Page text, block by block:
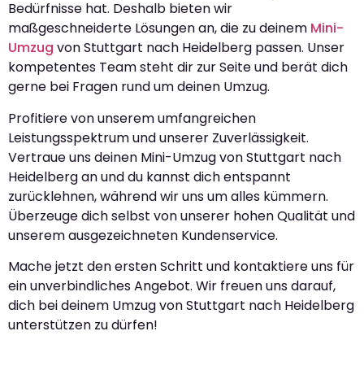
Bedürfnisse hat. Deshalb bieten wir
maßgeschneiderte Lösungen an, die zu deinem Mini-
Umzug von Stuttgart nach Heidelberg passen. Unser
kompetentes Team steht dir zur Seite und berät dich
gerne bei Fragen rund um deinen Umzug.
Profitiere von unserem umfangreichen
Leistungsspektrum und unserer Zuverlässigkeit.
Vertraue uns deinen Mini-Umzug von Stuttgart nach
Heidelberg an und du kannst dich entspannt
zurücklehnen, während wir uns um alles kümmern.
Überzeuge dich selbst von unserer hohen Qualität und
unserem ausgezeichneten Kundenservice.
Mache jetzt den ersten Schritt und kontaktiere uns für
ein unverbindliches Angebot. Wir freuen uns darauf,
dich bei deinem Umzug von Stuttgart nach Heidelberg
unterstützen zu dürfen!